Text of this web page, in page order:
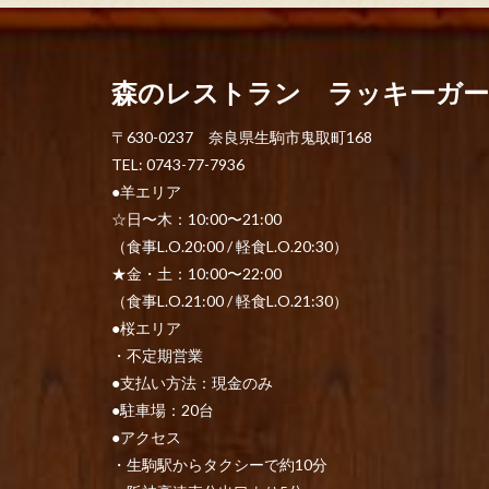
森のレストラン ラッキーガ
〒630-0237 奈良県生駒市鬼取町168
TEL: 0743-77-7936
●羊エリア
☆日〜木：10:00〜21:00
（食事L.O.20:00 / 軽食L.O.20:30）
★金・土：10:00〜22:00
（食事L.O.21:00 / 軽食L.O.21:30）
●桜エリア
・不定期営業
●支払い方法：現金のみ
●駐車場：20台
●アクセス
・生駒駅からタクシーで約10分